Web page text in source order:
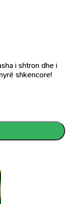
i shtron dhe i
shkencore!